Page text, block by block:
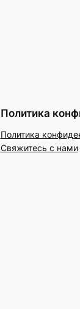
Политика
Политика
Свяжитесь с нами